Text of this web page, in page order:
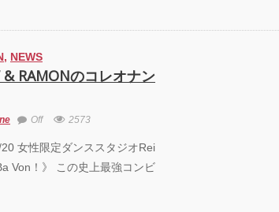
, NEWS
& RAMONのコレオナン
Off 2573
女性限定ダンススタジオRei
Von！》 この史上最強コンビ